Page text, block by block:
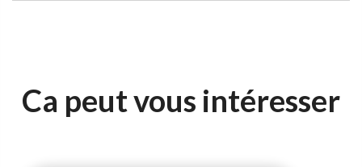
Ca peut vous intéresser